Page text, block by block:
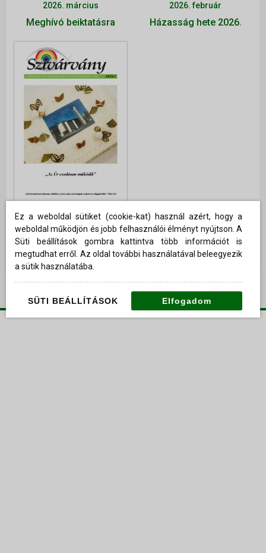
2026. március
Meghívó beiktatásra
2026. február
Házasság hete 2026.
2026. január
"Az Úr csodásan
működik"
Ez a weboldal sütiket (cookie-kat) használ azért, hogy a
weboldal működjön és jobb felhasználói élményt nyújtson. A
Süti beállítások gombra kattintva több információt is
megtudhat erről. Az oldal további használatával beleegyezik
a sütik használatába.
SÜTI BEÁLLÍTÁSOK Elfogadom